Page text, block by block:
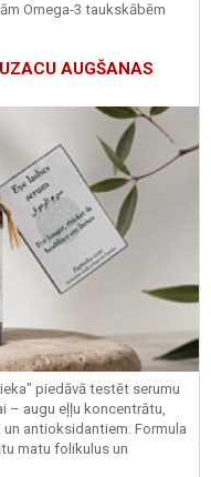
Omega-3 taukskābēm
AUGŠANAS
piedāvā testēt serumu
– augu eļļu koncentrātu,
antioksidantiem. Formula
matu folikulus un